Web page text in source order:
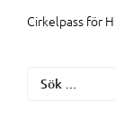
Cirkelpass för
Sök